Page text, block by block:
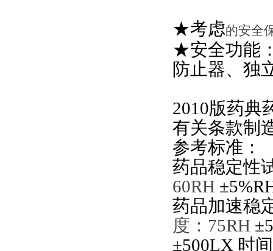
★考虑的安全
★安全功能
防止器、独
2010版药典
有关条款制
参考标准：
药品稳定性
60RH
药品加速稳
度：75RH
±500LX 时